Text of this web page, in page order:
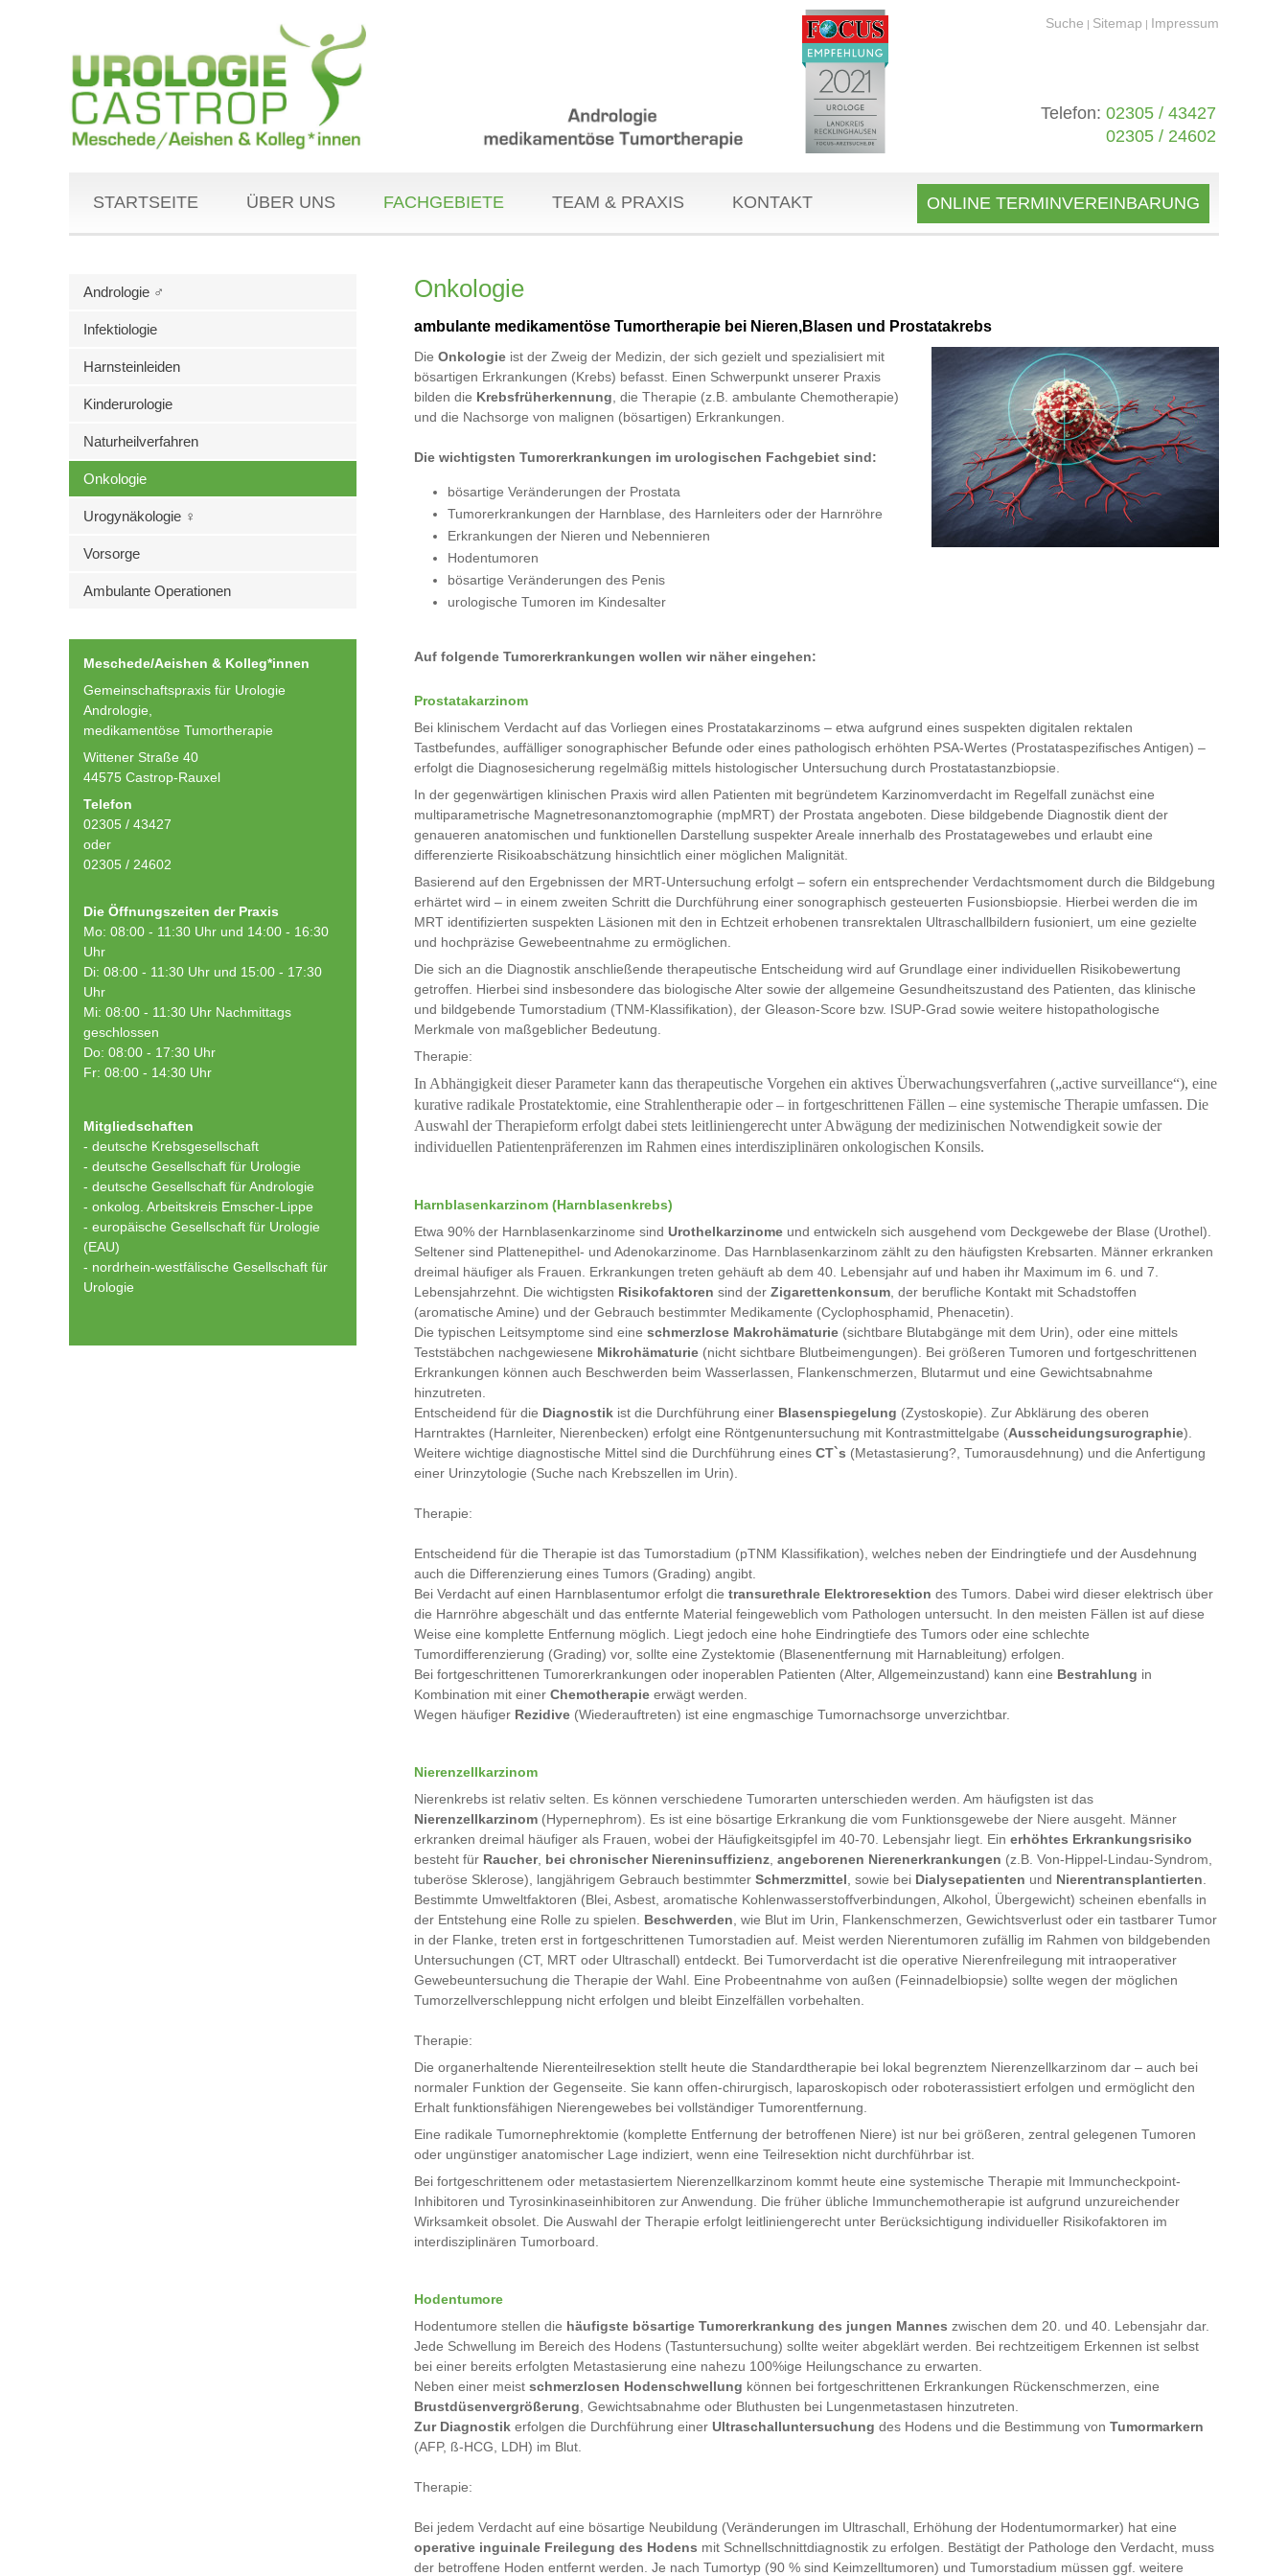
Suche | Sitemap | Impressum
Telefon: 02305 / 43427
02305 / 24602
STARTSEITE ÜBER UNS FACHGEBIETE TEAM & PRAXIS KONTAKT ONLINE TERMINVEREINBARUNG
Andrologie ♂
Infektiologie
Harnsteinleiden
Kinderurologie
Naturheilverfahren
Onkologie
Urogynäkologie ♀
Vorsorge
Ambulante Operationen
Meschede/Aeishen & Kolleg*innen
Gemeinschaftspraxis für Urologie
Andrologie,
medikamentöse Tumortherapie
Wittener Straße 40
44575 Castrop-Rauxel
Telefon
02305 / 43427
oder
02305 / 24602
Die Öffnungszeiten der Praxis
Mo: 08:00 - 11:30 Uhr und 14:00 - 16:30
Uhr
Di: 08:00 - 11:30 Uhr und 15:00 - 17:30
Uhr
Mi: 08:00 - 11:30 Uhr Nachmittags
geschlossen
Do: 08:00 - 17:30 Uhr
Fr: 08:00 - 14:30 Uhr
Mitgliedschaften
- deutsche Krebsgesellschaft
- deutsche Gesellschaft für Urologie
- deutsche Gesellschaft für Andrologie
- onkolog. Arbeitskreis Emscher-Lippe
- europäische Gesellschaft für Urologie
(EAU)
- nordrhein-westfälische Gesellschaft für
Urologie
Onkologie
ambulante medikamentöse Tumortherapie bei Nieren,Blasen und Prostatakrebs
Die Onkologie ist der Zweig der Medizin, der sich gezielt und spezialisiert mit
bösartigen Erkrankungen (Krebs) befasst. Einen Schwerpunkt unserer Praxis
bilden die Krebsfrüherkennung , die Therapie (z.B. ambulante Chemotherapie)
und die Nachsorge von malignen (bösartigen) Erkrankungen.
Die wichtigsten Tumorerkrankungen im urologischen Fachgebiet sind:
bösartige Veränderungen der Prostata
Tumorerkrankungen der Harnblase, des Harnleiters oder der Harnröhre
Erkrankungen der Nieren und Nebennieren
Hodentumoren
bösartige Veränderungen des Penis
urologische Tumoren im Kindesalter
Auf folgende Tumorerkrankungen wollen wir näher eingehen:
Prostatakarzinom
Bei klinischem Verdacht auf das Vorliegen eines Prostatakarzinoms – etwa aufgrund eines suspekten digitalen rektalen
Tastbefundes, auffälliger sonographischer Befunde oder eines pathologisch erhöhten PSA-Wertes (Prostataspezifisches Antigen) –
erfolgt die Diagnosesicherung regelmäßig mittels histologischer Untersuchung durch Prostatastanzbiopsie.
In der gegenwärtigen klinischen Praxis wird allen Patienten mit begründetem Karzinomverdacht im Regelfall zunächst eine
multiparametrische Magnetresonanztomographie (mpMRT) der Prostata angeboten. Diese bildgebende Diagnostik dient der
genaueren anatomischen und funktionellen Darstellung suspekter Areale innerhalb des Prostatagewebes und erlaubt eine
differenzierte Risikoabschätzung hinsichtlich einer möglichen Malignität.
Basierend auf den Ergebnissen der MRT-Untersuchung erfolgt – sofern ein entsprechender Verdachtsmoment durch die Bildgebung
erhärtet wird – in einem zweiten Schritt die Durchführung einer sonographisch gesteuerten Fusionsbiopsie. Hierbei werden die im
MRT identifizierten suspekten Läsionen mit den in Echtzeit erhobenen transrektalen Ultraschallbildern fusioniert, um eine gezielte
und hochpräzise Gewebeentnahme zu ermöglichen.
Die sich an die Diagnostik anschließende therapeutische Entscheidung wird auf Grundlage einer individuellen Risikobewertung
getroffen. Hierbei sind insbesondere das biologische Alter sowie der allgemeine Gesundheitszustand des Patienten, das klinische
und bildgebende Tumorstadium (TNM-Klassifikation), der Gleason-Score bzw. ISUP-Grad sowie weitere histopathologische
Merkmale von maßgeblicher Bedeutung.
Therapie:
In Abhängigkeit dieser Parameter kann das therapeutische Vorgehen ein aktives Überwachungsverfahren („active surveillance“), eine
kurative radikale Prostatektomie, eine Strahlentherapie oder – in fortgeschrittenen Fällen – eine systemische Therapie umfassen. Die
Auswahl der Therapieform erfolgt dabei stets leitliniengerecht unter Abwägung der medizinischen Notwendigkeit sowie der
individuellen Patientenpräferenzen im Rahmen eines interdisziplinären onkologischen Konsils.
Harnblasenkarzinom (Harnblasenkrebs)
Etwa 90% der Harnblasenkarzinome sind Urothelkarzinome und entwickeln sich ausgehend vom Deckgewebe der Blase (Urothel).
Seltener sind Plattenepithel- und Adenokarzinome. Das Harnblasenkarzinom zählt zu den häufigsten Krebsarten. Männer erkranken
dreimal häufiger als Frauen. Erkrankungen treten gehäuft ab dem 40. Lebensjahr auf und haben ihr Maximum im 6. und 7.
Lebensjahrzehnt. Die wichtigsten Risikofaktoren sind der Zigarettenkonsum , der berufliche Kontakt mit Schadstoffen
(aromatische Amine) und der Gebrauch bestimmter Medikamente (Cyclophosphamid, Phenacetin).
Die typischen Leitsymptome sind eine schmerzlose Makrohämaturie (sichtbare Blutabgänge mit dem Urin), oder eine mittels
Teststäbchen nachgewiesene Mikrohämaturie (nicht sichtbare Blutbeimengungen). Bei größeren Tumoren und fortgeschrittenen
Erkrankungen können auch Beschwerden beim Wasserlassen, Flankenschmerzen, Blutarmut und eine Gewichtsabnahme
hinzutreten.
Entscheidend für die Diagnostik ist die Durchführung einer Blasenspiegelung (Zystoskopie). Zur Abklärung des oberen
Harntraktes (Harnleiter, Nierenbecken) erfolgt eine Röntgenuntersuchung mit Kontrastmittelgabe (Ausscheidungsurographie).
Weitere wichtige diagnostische Mittel sind die Durchführung eines CT`s (Metastasierung?, Tumorausdehnung) und die Anfertigung
einer Urinzytologie (Suche nach Krebszellen im Urin).
Therapie:
Entscheidend für die Therapie ist das Tumorstadium (pTNM Klassifikation), welches neben der Eindringtiefe und der Ausdehnung
auch die Differenzierung eines Tumors (Grading) angibt.
Bei Verdacht auf einen Harnblasentumor erfolgt die transurethrale Elektroresektion des Tumors. Dabei wird dieser elektrisch über
die Harnröhre abgeschält und das entfernte Material feingeweblich vom Pathologen untersucht. In den meisten Fällen ist auf diese
Weise eine komplette Entfernung möglich. Liegt jedoch eine hohe Eindringtiefe des Tumors oder eine schlechte
Tumordifferenzierung (Grading) vor, sollte eine Zystektomie (Blasenentfernung mit Harnableitung) erfolgen.
Bei fortgeschrittenen Tumorerkrankungen oder inoperablen Patienten (Alter, Allgemeinzustand) kann eine Bestrahlung in
Kombination mit einer Chemotherapie erwägt werden.
Wegen häufiger Rezidive (Wiederauftreten) ist eine engmaschige Tumornachsorge unverzichtbar.
Nierenzellkarzinom
Nierenkrebs ist relativ selten. Es können verschiedene Tumorarten unterschieden werden. Am häufigsten ist das
Nierenzellkarzinom (Hypernephrom). Es ist eine bösartige Erkrankung die vom Funktionsgewebe der Niere ausgeht. Männer
erkranken dreimal häufiger als Frauen, wobei der Häufigkeitsgipfel im 40-70. Lebensjahr liegt. Ein erhöhtes Erkrankungsrisiko
besteht für Raucher, bei chronischer Niereninsuffizienz angeborenen Nierenerkrankungen (z.B. Von-Hippel-Lindau-Syndrom,
tuberöse Sklerose), langjährigem Gebrauch bestimmter Schmerzmittel , sowie bei Dialysepatienten und Nierentransplantierten
Bestimmte Umweltfaktoren (Blei, Asbest, aromatische Kohlenwasserstoffverbindungen, Alkohol, Übergewicht) scheinen ebenfalls in
der Entstehung eine Rolle zu spielen. Beschwerden , wie Blut im Urin, Flankenschmerzen, Gewichtsverlust oder ein tastbarer Tumor
in der Flanke, treten erst in fortgeschrittenen Tumorstadien auf. Meist werden Nierentumoren zufällig im Rahmen von bildgebenden
Untersuchungen (CT, MRT oder Ultraschall) entdeckt. Bei Tumorverdacht ist die operative Nierenfreilegung mit intraoperativer
Gewebeuntersuchung die Therapie der Wahl. Eine Probeentnahme von außen (Feinnadelbiopsie) sollte wegen der möglichen
Tumorzellverschleppung nicht erfolgen und bleibt Einzelfällen vorbehalten.
Therapie:
Die organerhaltende Nierenteilresektion stellt heute die Standardtherapie bei lokal begrenztem Nierenzellkarzinom dar – auch bei
normaler Funktion der Gegenseite. Sie kann offen-chirurgisch, laparoskopisch oder roboterassistiert erfolgen und ermöglicht den
Erhalt funktionsfähigen Nierengewebes bei vollständiger Tumorentfernung.
Eine radikale Tumornephrektomie (komplette Entfernung der betroffenen Niere) ist nur bei größeren, zentral gelegenen Tumoren
oder ungünstiger anatomischer Lage indiziert, wenn eine Teilresektion nicht durchführbar ist.
Bei fortgeschrittenem oder metastasiertem Nierenzellkarzinom kommt heute eine systemische Therapie mit Immuncheckpoint-
Inhibitoren und Tyrosinkinaseinhibitoren zur Anwendung. Die früher übliche Immunchemotherapie ist aufgrund unzureichender
Wirksamkeit obsolet. Die Auswahl der Therapie erfolgt leitliniengerecht unter Berücksichtigung individueller Risikofaktoren im
interdisziplinären Tumorboard.
Hodentumore
Hodentumore stellen die häufigste bösartige Tumorerkrankung des jungen Mannes zwischen dem 20. und 40. Lebensjahr dar.
Jede Schwellung im Bereich des Hodens (Tastuntersuchung) sollte weiter abgeklärt werden. Bei rechtzeitigem Erkennen ist selbst
bei einer bereits erfolgten Metastasierung eine nahezu 100%ige Heilungschance zu erwarten.
Neben einer meist schmerzlosen Hodenschwellung können bei fortgeschrittenen Erkrankungen Rückenschmerzen, eine
Brustdüsenvergrößerung , Gewichtsabnahme oder Bluthusten bei Lungenmetastasen hinzutreten.
Zur Diagnostik erfolgen die Durchführung einer Ultraschalluntersuchung des Hodens und die Bestimmung von Tumormarkern
(AFP, ß-HCG, LDH) im Blut.
Therapie:
Bei jedem Verdacht auf eine bösartige Neubildung (Veränderungen im Ultraschall, Erhöhung der Hodentumormarker) hat eine
operative inguinale Freilegung des Hodens mit Schnellschnittdiagnostik zu erfolgen. Bestätigt der Pathologe den Verdacht, muss
der betroffene Hoden entfernt werden. Je nach Tumortyp (90 % sind Keimzelltumoren) und Tumorstadium müssen ggf. weitere